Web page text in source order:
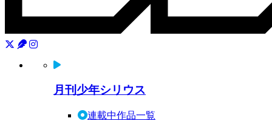
月刊少年シリウス
連載中作品一覧